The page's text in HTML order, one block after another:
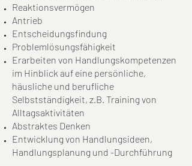
Reaktionsvermögen
Antrieb
Entscheidungsfindung
Problemlösungsfähigkeit
Erarbeiten von Handlungskompetenzen
im Hinblick auf eine persönliche,
häusliche und berufliche
Selbstständigkeit, z.B. Training von
Alltagsaktivitäten
Abstraktes Denken
Entwicklung von Handlungsideen,
Handlungsplanung und -Durchführung